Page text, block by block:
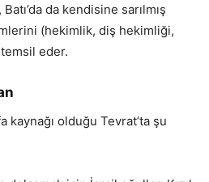
da kendisine sarılmış
(hekimlik, diş hekimliği,
eder.
kaynağı olduğu Tevrat’ta şu